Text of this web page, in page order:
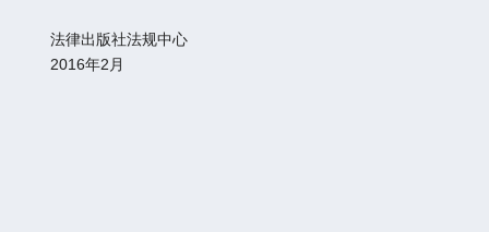
法律出版社法规中心
2016年2月